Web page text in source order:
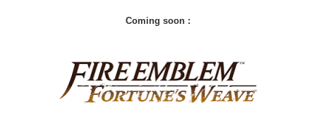
Coming soon :